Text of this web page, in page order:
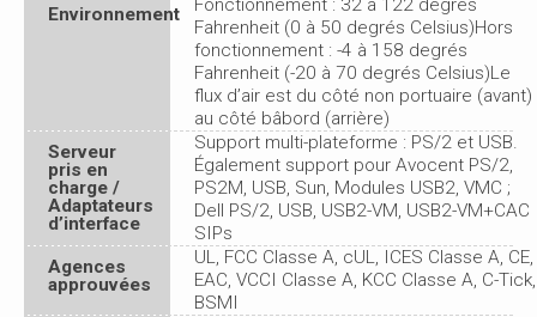
Environnement
Fonctionnement : 32 à 122 degrés
Fahrenheit (0 à 50 degrés Celsius)Hors
fonctionnement : -4 à 158 degrés
Fahrenheit (-20 à 70 degrés Celsius)Le
flux d’air est du côté non portuaire (avant)
au côté bâbord (arrière)
Serveur
pris en
charge /
Adaptateurs
d’interface
Support multi-plateforme : PS/2 et USB.
Également support pour Avocent PS/2,
PS2M, USB, Sun, Modules USB2, VMC ;
Dell PS/2, USB, USB2-VM, USB2-VM+CAC
SIPs
Agences
approuvées
UL, FCC Classe A, cUL, ICES Classe A, CE,
EAC, VCCI Classe A, KCC Classe A, C-Tick,
BSMI